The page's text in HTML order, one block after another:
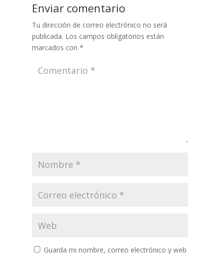
Enviar comentario
Tu dirección de correo electrónico no será
publicada. Los campos obligatorios están
marcados con *
Guarda mi nombre, correo electrónico y web